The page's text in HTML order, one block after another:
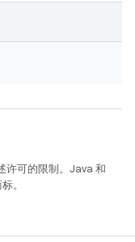
许可的限制。Java 和
。